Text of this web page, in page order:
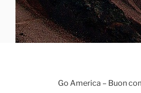
Go America – Buon